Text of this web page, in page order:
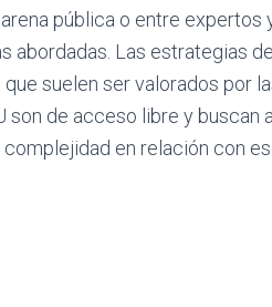
pública o entre
Las estrategias
suelen ser valorados por
de acceso libre y
en relación con